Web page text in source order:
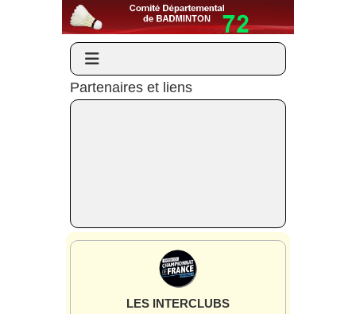
Partenaires et liens
LES INTERCLUBS